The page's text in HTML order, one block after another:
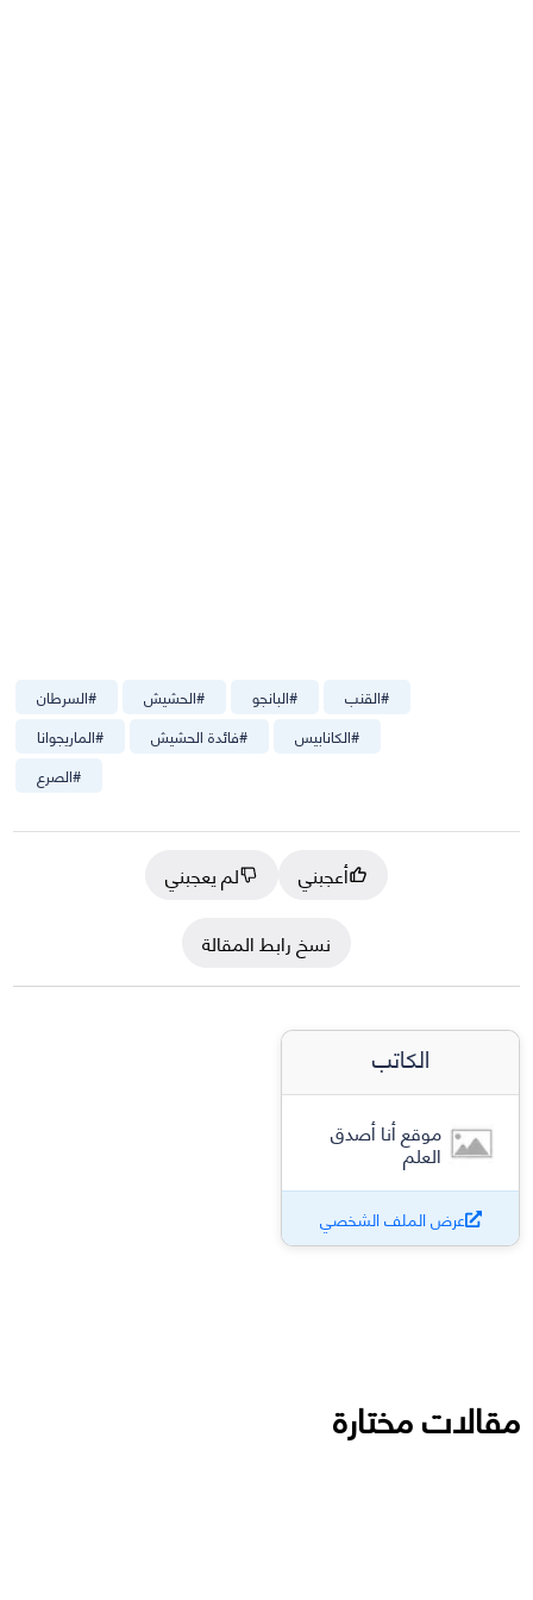
#السرطان #الحشيش #البانجو #القنب
#الماريجوانا #فائدة الحشيش #الكانابيس
#الصرع
أعجبني
لم يعجبني
نسخ رابط المقالة
الكاتب
موقع أنا أصدق
العلم
عرض الملف الشخصي
مقالات مختارة